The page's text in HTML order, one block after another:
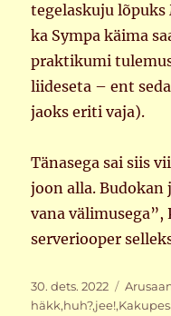
tegelaskuju
ka Sympa käima
praktikumi
liideseta – ent
jaoks eriti vaja).
Tänasega sai siis
joon alla. Budokan
vana välimusega”,
serveriooper
Postitatud
30. dets. 2022
häkk,huh?,jee!,